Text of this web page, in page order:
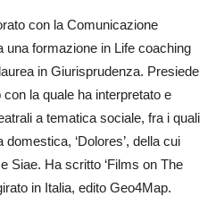
con la Comunicazione
una formazione in Life coaching
in Giurisprudenza. Presiede
la quale ha interpretato e
a tematica sociale, fra i quali
‘Dolores’, della cui
Siae. Ha scritto ‘Films on The
in Italia, edito Geo4Map.